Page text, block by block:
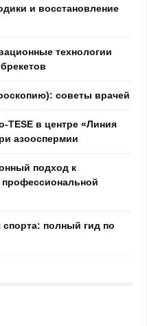
и восстановление
технологии
советы врачей
в центре «Линия
азооспермии
подход к
полный гид по